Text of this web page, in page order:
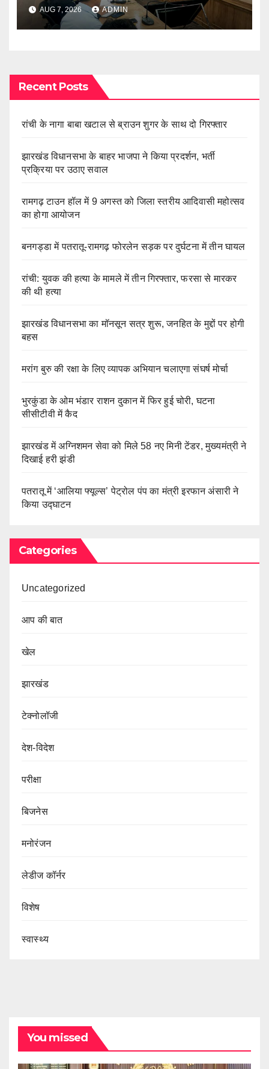
AUG 7, 2026 ADMIN
Recent Posts
रांची के नागा बाबा खटाल से ब्राउन शुगर के साथ दो गिरफ्तार
झारखंड विधानसभा के बाहर भाजपा ने किया प्रदर्शन, भर्ती
प्रक्रिया पर उठाए सवाल
रामगढ़ टाउन हॉल में 9 अगस्त को जिला स्तरीय आदिवासी महोत्सव
का होगा आयोजन
बनगड्डा में पतरातू-रामगढ़ फोरलेन सड़क पर दुर्घटना में तीन घायल
रांची: युवक की हत्या के मामले में तीन गिरफ्तार, फरसा से मारकर
की थी हत्या
झारखंड विधानसभा का मॉनसून सत्र शुरू, जनहित के मुद्दों पर होगी
बहस
मरांग बुरु की रक्षा के लिए व्यापक अभियान चलाएगा संघर्ष मोर्चा
भुरकुंडा के ओम भंडार राशन दुकान में फिर हुई चोरी, घटना
सीसीटीवी में कैद
झारखंड में अग्निशमन सेवा को मिले 58 नए मिनी टेंडर, मुख्यमंत्री ने
दिखाई हरी झंडी
पतरातू में ‘आलिया फ्यूल्स’ पेट्रोल पंप का मंत्री इरफान अंसारी ने
किया उद्घाटन
Categories
Uncategorized
आप की बात
खेल
झारखंड
टेक्नोलॉजी
देश-विदेश
परीक्षा
बिजनेस
मनोरंजन
लेडीज कॉर्नर
विशेष
स्वास्थ्य
You missed